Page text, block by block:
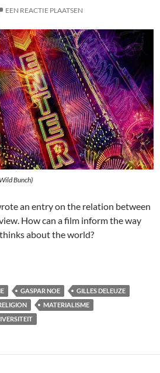
EEN REACTIE PLAATSEN
Bunch)
an entry on the relation between
How can a film inform the way
about the world?
Enter the Void (2009)
GASPAR NOE
GILLES DELEUZE
MATERIALISME